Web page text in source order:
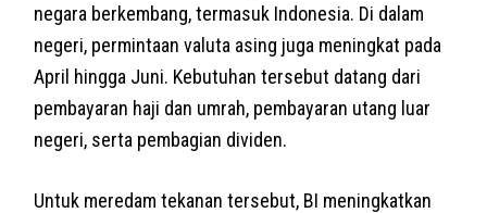
negara berkembang, termasuk Indonesia. Di dalam
negeri, permintaan valuta asing juga meningkat pada
April hingga Juni. Kebutuhan tersebut datang dari
pembayaran haji dan umrah, pembayaran utang luar
negeri, serta pembagian dividen.
Untuk meredam tekanan tersebut, BI meningkatkan